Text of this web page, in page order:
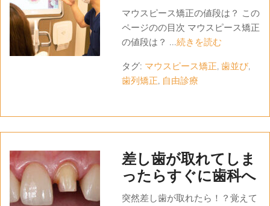
マウスピース矯正の値段は？ この
ページのの目次 マウスピース矯正
の値段は？ ...続きを読む
タグ: マウスピース矯正, 歯並び,
歯列矯正, 自由診療
差し歯が取れてしま
ったらすぐに歯科へ
突然差し歯が取れたら！？覚えて